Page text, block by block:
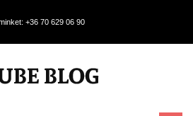
+36 70 629 06 90